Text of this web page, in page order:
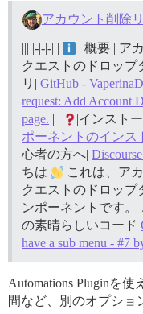
アカウント削除
||| |-|-|-| |
| 概要 | ア
クエストのドロップ
リ| GitHub -
request: Add Account
page. | | |インスト
ポーネントのインス
心者の方へ|
ちは
これは、ア
クエストのドロップ
ンポーネントです。
の素晴らしいコード
have a sub menu - #7
Automations Pluginを
間など、別のオプショ